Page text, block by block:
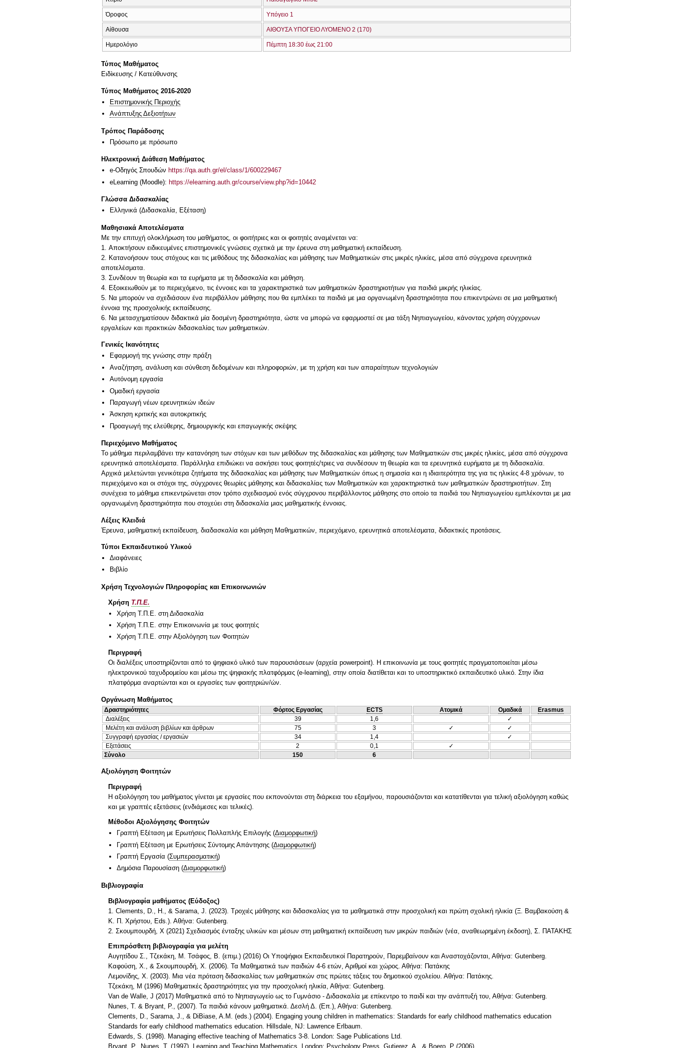
Όροφος Υπόγειο 1
Αίθουσα ΑΙΘΟΥΣΑ ΥΠΟΓΕΙΟ ΛΥΟΜΕΝΟ 2 (170)
Ημερολόγιο Πέμπτη 18:30 έως 21:00
Τύπος Μαθήματος
Eιδίκευσης / Kατεύθυνσης
Τύπος Μαθήματος 2016-2020
Επιστημονικής Περιοχής
Ανάπτυξης Δεξιοτήτων
Τρόπος Παράδοσης
Πρόσωπο με πρόσωπο
Ηλεκτρονική Διάθεση Μαθήματος
e-Οδηγός Σπουδών https://qa.auth.gr/el/class/1/600229467
eLearning (Moodle): https://elearning.auth.gr/course/view.php?id=10442
Γλώσσα Διδασκαλίας
Ελληνικά (Διδασκαλία, Εξέταση)
Μαθησιακά Αποτελέσματα
Με την επιτυχή ολοκλήρωση του μαθήματος, οι φοιτήτριες και οι φοιτητές αναμένεται να:
1. Aπoκτήσουν ειδικευμένες επιστημονικές γνώσεις σχετικά με την έρευνα στη μαθηματική εκπαίδευση.
2. Κατανοήσουν τους στόχους και τις μεθόδους της διδασκαλίας και μάθησης των Μαθηματικών στις μικρές ηλικίες, μέσα από σύγχρονα ερευνητικά
αποτελέσματα.
3. Συνδέουν τη θεωρία και τα ευρήματα με τη διδασκαλία και μάθηση.
4. Εξοικειωθούν με το περιεχόμενο, τις έννοιες και τα χαρακτηριστικά των μαθηματικών δραστηριοτήτων για παιδιά μικρής ηλικίας.
5. Να μπορούν να σχεδιάσουν ένα περιβάλλον μάθησης που θα εμπλέκει τα παιδιά με μια οργανωμένη δραστηριότητα που επικεντρώνει σε μια μαθηματική
έννοια της προσχολικής εκπαίδευσης.
6. Να μετασχηματίσουν διδακτικά μία δοσμένη δραστηριότητα, ώστε να μπορώ να εφαρμοστεί σε μια τάξη Νηπιαγωγείου, κάνοντας χρήση σύγχρονων
εργαλείων και πρακτικών διδασκαλίας των μαθηματικών.
Γενικές Ικανότητες
Εφαρμογή της γνώσης στην πράξη
Αναζήτηση, ανάλυση και σύνθεση δεδομένων και πληροφοριών, με τη χρήση και των απαραίτητων τεχνολογιών
Αυτόνομη εργασία
Ομαδική εργασία
Παραγωγή νέων ερευνητικών ιδεών
Άσκηση κριτικής και αυτοκριτικής
Προαγωγή της ελεύθερης, δημιουργικής και επαγωγικής σκέψης
Περιεχόμενο Μαθήματος
Το μάθημα περιλαμβάνει την κατανόηση των στόχων και των μεθόδων της διδασκαλίας και μάθησης των Μαθηματικών στις μικρές ηλικίες, μέσα από σύγχρονα
ερευνητικά αποτελέσματα. Παράλληλα επιδιώκει να ασκήσει τους φοιτητές/τριες να συνδέσουν τη θεωρία και τα ερευνητικά ευρήματα με τη διδασκαλία.
Αρχικά μελετώνται γενικότερα ζητήματα της διδασκαλίας και μάθησης των Μαθηματικών όπως η σημασία και η ιδιαιτερότητα της για τις ηλικίες 4-8 χρόνων, το
περιεχόμενο και οι στόχοι της, σύγχρονες θεωρίες μάθησης και διδασκαλίας των Μαθηματικών και χαρακτηριστικά των μαθηματικών δραστηριοτήτων. Στη
συνέχεια το μάθημα επικεντρώνεται στον τρόπο σχεδιασμού ενός σύγχρονου περιβάλλοντος μάθησης στο οποίο τα παιδιά του Νηπιαγωγείου εμπλέκονται με μια
οργανωμένη δραστηριότητα που στοχεύει στη διδασκαλία μιας μαθηματικής έννοιας.
Λέξεις Κλειδιά
Έρευνα, μαθηματική εκπαίδευση, διαδασκαλία και μάθηση Μαθηματικών, περιεχόμενο, ερευνητικά αποτελέσματα, διδακτικές προτάσεις.
Τύποι Εκπαιδευτικού Υλικού
Διαφάνειες
Βιβλίο
Χρήση Τεχνολογιών Πληροφορίας και Επικοινωνιών
Χρήση Τ.Π.Ε.
Χρήση Τ.Π.Ε. στη Διδασκαλία
Χρήση Τ.Π.Ε. στην Επικοινωνία με τους φοιτητές
Χρήση Τ.Π.Ε. στην Αξιολόγηση των Φοιτητών
Περιγραφή
Οι διαλέξεις υποστηρίζονται από το ψηφιακό υλικό των παρουσιάσεων (αρχεία powerpoint). Η επικοινωνία με τους φοιτητές πραγματοποιείται μέσω
ηλεκτρονικού ταχυδρομείου και μέσω της ψηφιακής πλατφόρμας (e-learning), στην οποία διατίθεται και το υποστηρικτικό εκπαιδευτικό υλικό. Στην ίδια
πλατφόρμα αναρτώνται και οι εργασίες των φοιτητριών/ών.
Οργάνωση Μαθήματος
Δραστηριότητες Φόρτος Εργασίας ECTS Ατομικά Ομαδικά
Erasmus
Διαλέξεις
39 1,6
✓
Μελέτη και ανάλυση βιβλίων και άρθρων
75 3 ✓
✓
Συγγραφή εργασίας / εργασιών
34 1,4
✓
Εξετάσεις
2 0,1
✓
Σύνολο
150 6
Αξιολόγηση Φοιτητών
Περιγραφή
Η αξιολόγηση του μαθήματος γίνεται με εργασίες που εκπονούνται στη διάρκεια του εξαμήνου, παρουσιάζονται και κατατίθενται για τελική αξιολόγηση καθώς
και με γραπτές εξετάσεις (ενδιάμεσες και τελικές).
Μέθοδοι Αξιολόγησης Φοιτητών
Γραπτή Εξέταση με Ερωτήσεις Πολλαπλής Επιλογής (Διαμορφωτική)
Γραπτή Εξέταση με Ερωτήσεις Σύντομης Απάντησης (Διαμορφωτική)
Γραπτή Εργασία (Συμπερασματική)
Δημόσια Παρουσίαση (Διαμορφωτική)
Βιβλιογραφία
Βιβλιογραφία μαθήματος (Εύδοξος)
1. Clements, D., Η., & Sarama, J. (2023). Τροχιές μάθησης και διδασκαλίας για τα μαθηματικά στην προσχολική και πρώτη σχολική ηλικία (Ξ. Βαμβακούση &
Κ. Π. Χρήστου, Eds.). Αθήνα: Gutenberg.
2. Σκουμπουρδή, Χ (2021) Σχεδιασμός ένταξης υλικών και μέσων στη μαθηματική εκπαίδευση των μικρών παιδιών (νέα, αναθεωρημένη έκδοση), Σ. ΠΑΤΑΚΗΣ
Επιπρόσθετη βιβλιογραφία για μελέτη
Αυγητίδου Σ., Τζεκάκη, Μ. Τσάφος, Β. (επιμ.) (2016) Οι Υποψήφιοι Εκπαιδευτικοί Παρατηρούν, Παρεμβαίνουν και Αναστοχάζονται, Αθήνα: Gutenberg.
Καφούση, Χ., & Σκουμπουρδή, Χ. (2006). Τα Μαθηματικά των παιδιών 4-6 ετών, Αριθμοί και χώρος. Αθήνα: Πατάκης
Λεμονίδης, Χ. (2003). Μια νέα πρόταση διδασκαλίας των μαθηματικών στις πρώτες τάξεις του δημοτικού σχολείου. Αθήνα: Πατάκης.
Τζεκάκη, Μ (1996) Μαθηματικές δραστηριότητες για την προσχολική ηλικία, Αθήνα: Gutenberg.
Van de Walle, J (2017) Μαθηματικά από το Νηπιαγωγείο ως το Γυμνάσιο - Διδασκαλία με επίκεντρο το παιδί και την ανάπτυξή του, Αθήνα: Gutenberg.
Nunes, T. & Bryant, P., (2007). Τα παιδιά κάνουν μαθηματικά. Δεσλή Δ. (Επ.), Αθήνα: Gutenberg.
Clements, D., Sarama, J., & DiBiase, A.M. (eds.) (2004). Engaging young children in mathematics: Standards for early childhood mathematics education
Standards for early childhood mathematics education. Hillsdale, NJ: Lawrence Erlbaum.
Edwards, S. (1998). Managing effective teaching of Mathematics 3-8. London: Sage Publications Ltd.
Bryant, P., Nunes, T. (1997). Learning and Teaching Mathematics. London: Psychology Press. Gutierez, A., & Boero, P (2006).